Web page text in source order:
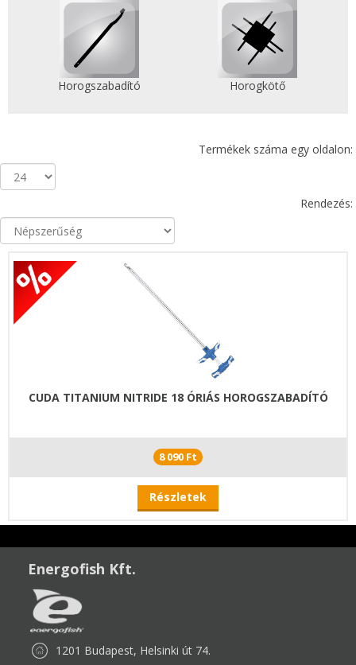
Horogszabadító Horogkötő
Termékek száma egy oldalon:
Rendezés:
CUDA TITANIUM NITRIDE 18 ÓRIÁS HOROGSZABADÍTÓ
8 090 Ft
Részletek
Energofish Kft.
1201 Budapest, Helsinki út 74.